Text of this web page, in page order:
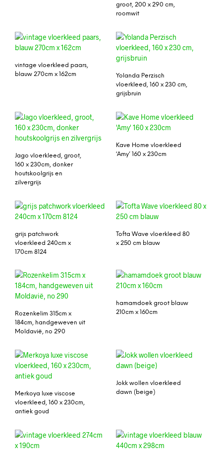
groot, 200 x 290 cm,
roomwit
vintage vloerkleed paars,
blauw 270cm x 162cm
Yolanda Perzisch
vloerkleed, 160 x 230 cm,
grijsbruin
Jago vloerkleed, groot,
160 x 230cm, donker
houtskoolgrijs en
zilvergrijs
Kave Home vloerkleed
‘Amy’ 160 x 230cm
grijs patchwork
vloerkleed 240cm x
170cm 8124
Tofta Wave vloerkleed 80
x 250 cm blauw
Rozenkelim 315cm x
184cm, handgeweven uit
Moldavië, no 290
hamamdoek groot blauw
210cm x 160cm
Merkoya luxe viscose
vloerkleed, 160 x 230cm,
antiek goud
Jokk wollen vloerkleed
dawn (beige)